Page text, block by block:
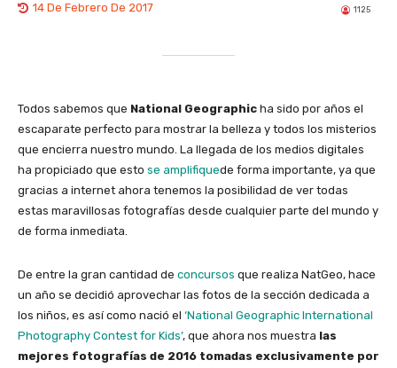
14 De Febrero De 2017 1125
Todos sabemos que National Geographic ha sido por años el
escaparate perfecto para mostrar la belleza y todos los misterios
que encierra nuestro mundo. La llegada de los medios digitales
ha propiciado que esto se amplifiquede forma importante, ya que
gracias a internet ahora tenemos la posibilidad de ver todas
estas maravillosas fotografías desde cualquier parte del mundo y
de forma inmediata.
De entre la gran cantidad de concursos que realiza NatGeo, hace
un año se decidió aprovechar las fotos de la sección dedicada a
los niños, es así como nació el ‘National Geographic International
Photography Contest for Kids’, que ahora nos muestra las
mejores fotografías de 2016 tomadas exclusivamente por